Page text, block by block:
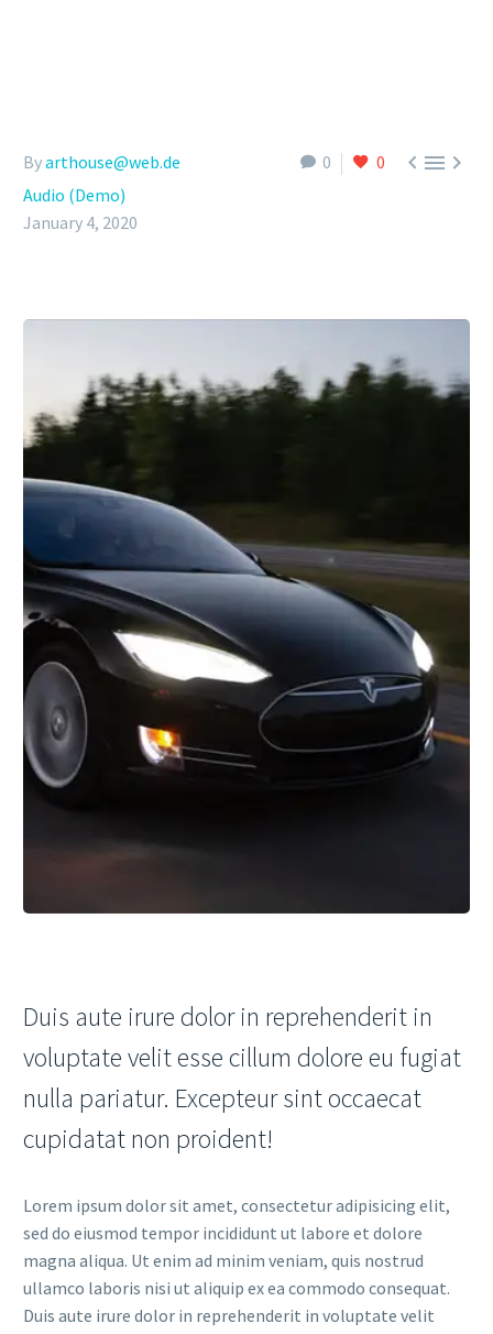
0 0 
Byarthouse@web.de
Audio (Demo)
January 4, 2020
Duis aute irure dolor in reprehenderit in
voluptate velit esse cillum dolore eu fugiat
nulla pariatur. Excepteur sint occaecat
cupidatat non proident!
Lorem ipsum dolor sit amet, consectetur adipisicing elit,
sed do eiusmod tempor incididunt ut labore et dolore
magna aliqua. Ut enim ad minim veniam, quis nostrud
ullamco laboris nisi ut aliquip ex ea commodo consequat.
Duis aute irure dolor in reprehenderit in voluptate velit